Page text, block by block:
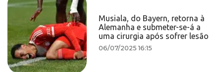
Musiala, do Bayern, retorna à
Alemanha e submeter-se-á a
uma cirurgia após sofrer lesão
06/07/2025 16:15